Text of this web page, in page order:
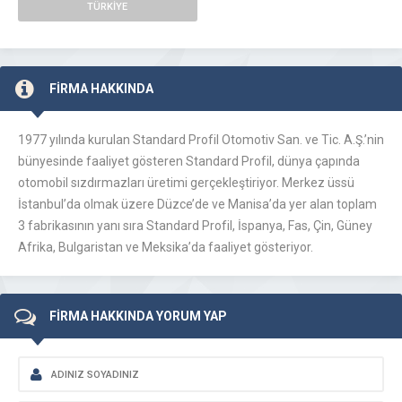
TÜRKİYE
FİRMA HAKKINDA
1977 yılında kurulan Standard Profil Otomotiv San. ve Tic. A.Ş.’nin
bünyesinde faaliyet gösteren Standard Profil, dünya çapında
otomobil sızdırmazları üretimi gerçekleştiriyor. Merkez üssü
İstanbul’da olmak üzere Düzce’de ve Manisa’da yer alan toplam
3 fabrikasının yanı sıra Standard Profil, İspanya, Fas, Çin, Güney
Afrika, Bulgaristan ve Meksika’da faaliyet gösteriyor.
FİRMA HAKKINDA YORUM YAP